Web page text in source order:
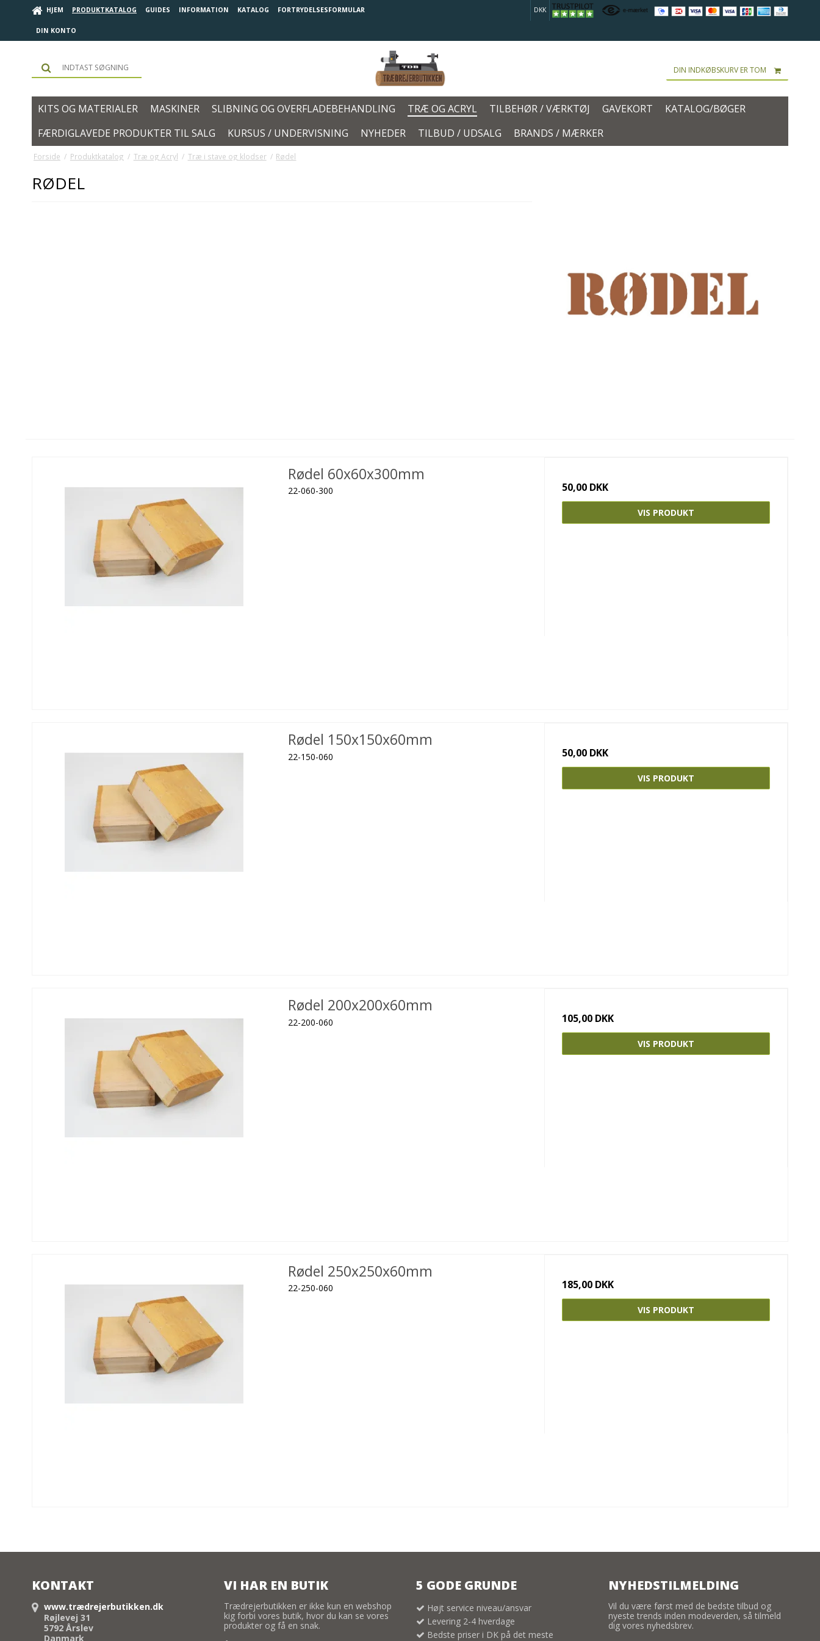
HJEM PRODUKTKATALOG GUIDES INFORMATION KATALOG FORTRYDELSESFORMULAR
DIN KONTO
DKK
DIN INDKØBSKURV ER TOM
KITS OG MATERIALER MASKINER SLIBNING OG OVERFLADEBEHANDLING TRÆ OG ACRYL TILBEHØR / VÆRKTØJ GAVEKORT
KATALOG/BØGER
FÆRDIGLAVEDE PRODUKTER TIL SALG
KURSUS / UNDERVISNING NYHEDER TILBUD / UDSALG BRANDS / MÆRKER
Forside / Produktkatalog / Træ og Acryl / Træ i stave og klodser / Rødel
RØDEL
Rødel 60x60x300mm
22-060-300 50,00 DKK
VIS PRODUKT
Rødel 150x150x60mm
22-150-060 50,00 DKK
VIS PRODUKT
Rødel 200x200x60mm
22-200-060 105,00 DKK
VIS PRODUKT
Rødel 250x250x60mm
22-250-060 185,00 DKK
VIS PRODUKT
KONTAKT
www.trædrejerbutikken.dk
Røjlevej 31
5792 Årslev
Danmark
VI HAR EN BUTIK
Trædrejerbutikken er ikke kun en webshop
kig forbi vores butik, hvor du kan se vores
produkter og få en snak.
5 GODE GRUNDE
Højt service niveau/ansvar
Levering 2-4 hverdage
Bedste priser i DK på det meste
NYHEDSTILMELDING
Vil du være først med de bedste tilbud og
nyeste trends inden modeverden, så tilmeld
dig vores nyhedsbrev.